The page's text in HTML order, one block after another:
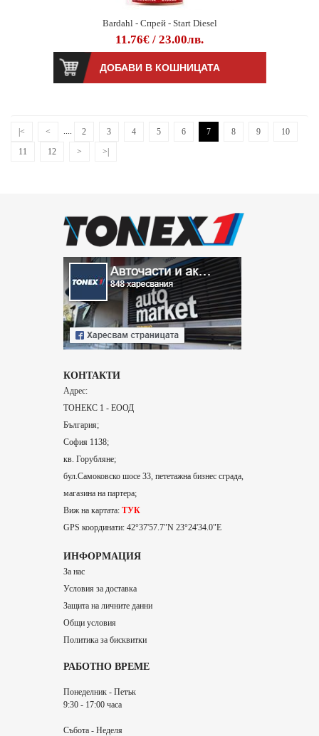
Bardahl - Спрей - Start Diesel
11.76€ / 23.00лв.
|< < 2 3 4 5 6 7 8 9
10
11
12 > >|
КОНТАКТИ
Адрес:
ТОНЕКС 1 - ЕООД
България;
София 1138;
кв. Горубляне;
бул.Самоковско шосе 33, пететажна бизнес сграда,
магазина на партера;
Виж на картата: ТУК
GPS координати: 42°37'57.7"N 23°24'34.0"E
ИНФОРМАЦИЯ
За нас
Условия за доставка
Защита на личните данни
Общи условия
Политика за бисквитки
РАБОТНО ВРЕМЕ
Понеделник - Петък
9:30 - 17:00 часа
Събота - Неделя